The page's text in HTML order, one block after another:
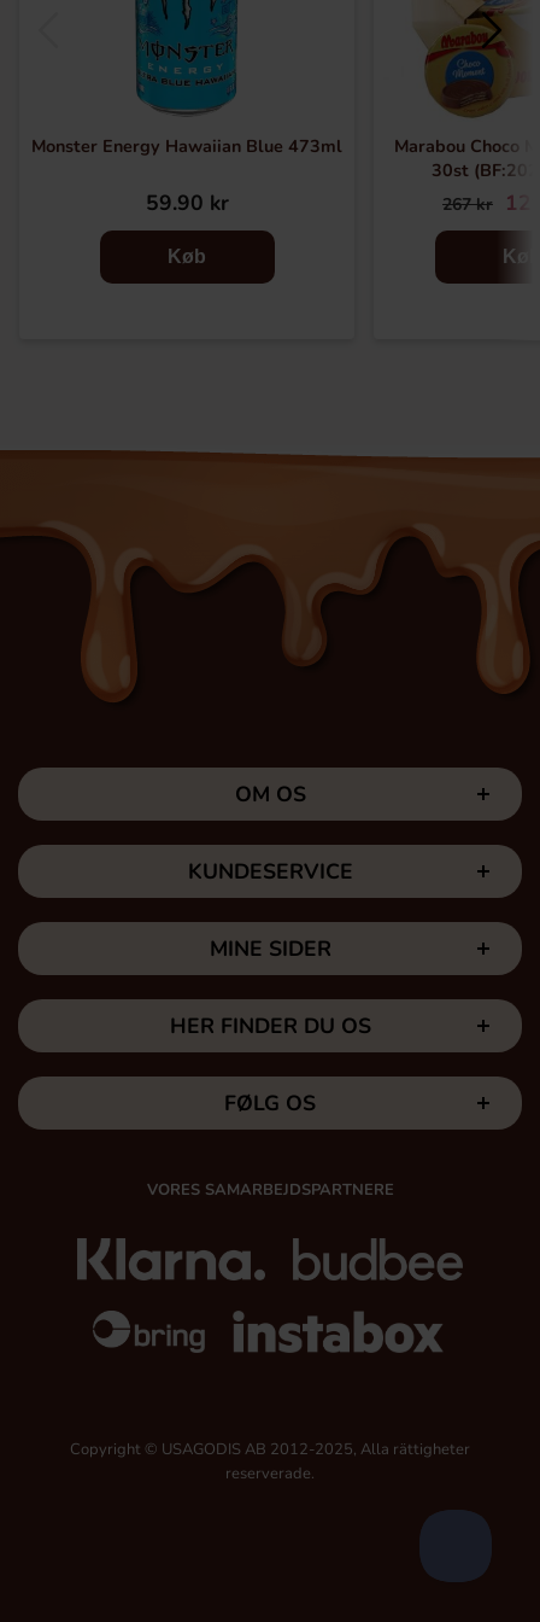
Monster Energy Hawaiian Blue 473ml
59.90 kr
Køb
Marabou Choco
30st
267 kr
Køb
OM OS
KUNDESERVICE
MINE SIDER
HER FINDER DU OS
FØLG OS
VORES SAMARBEJDSPARTNERE
Copyright © USAGODIS AB 2012-2025, Alla rättigheter
reserverade.